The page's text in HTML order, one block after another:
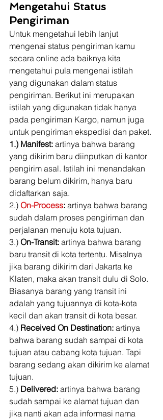
Mengetahui Status
Pengiriman
Untuk mengetahui lebih lanjut
mengenai status pengiriman kamu
secara online ada baiknya kita
mengetahui pula mengenai istilah
yang digunakan dalam status
pengiriman. Berikut ini merupakan
istilah yang digunakan tidak hanya
pada pengiriman Kargo, namun juga
untuk pengiriman ekspedisi dan paket.
1.) Manifest: artinya bahwa barang
yang dikirim baru diinputkan di kantor
pengirim asal. Istilah ini menandakan
barang belum dikirim, hanya baru
didaftarkan saja.
2.) On-Process: artinya bahwa barang
sudah dalam proses pengiriman dan
perjalanan menuju kota tujuan.
3.) On-Transit: artinya bahwa barang
baru transit di kota tertentu. Misalnya
jika barang dikirim dari Jakarta ke
Klaten, maka akan transit dulu di Solo.
Biasanya barang yang transit ini
adalah yang tujuannya di kota-kota
kecil dan akan transit di kota besar.
4.) Received On Destination: artinya
bahwa barang sudah sampai di kota
tujuan atau cabang kota tujuan. Tapi
barang sedang akan dikirim ke alamat
tujuan.
5.) Delivered: artinya bahwa barang
sudah sampai ke alamat tujuan dan
jika nanti akan ada informasi nama